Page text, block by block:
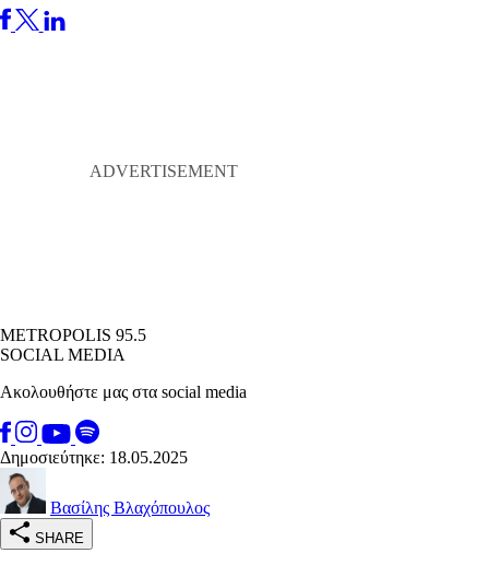
METROPOLIS 95.5
SOCIAL MEDIA
Ακολουθήστε μας στα social media
Δημοσιεύτηκε: 18.05.2025
Βασίλης Βλαχόπουλος
SHARE